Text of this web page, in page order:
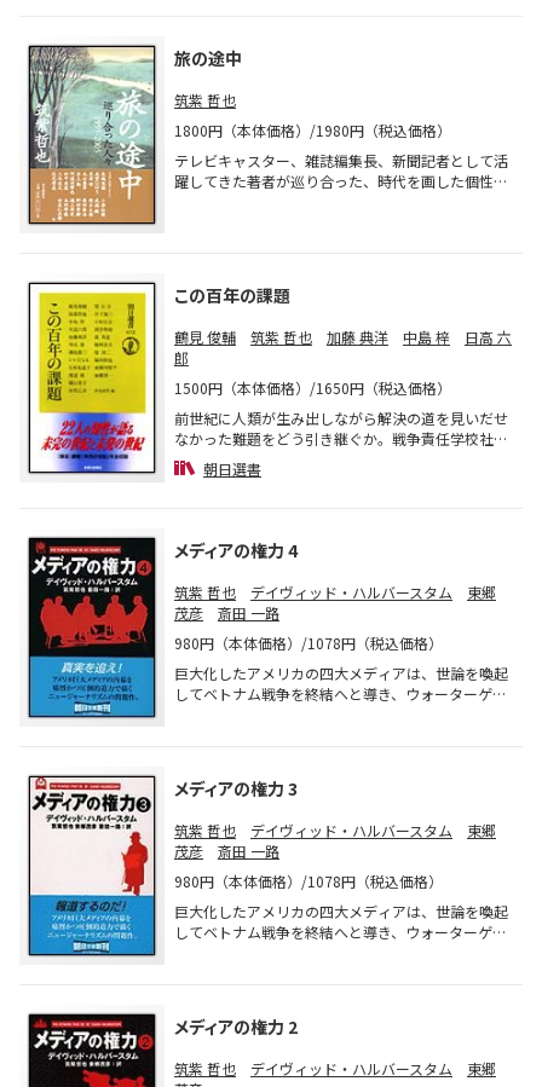
きいと思う」と応じ、“指導論”“組織論”“人間関
係”を語りつくす。現代社会での人材活用の指南書
旅の途中
筑紫 哲也
1800円（本体価格）/1980円（税込価格）
テレビキャスター、雑誌編集長、新聞記者として活
躍してきた著者が巡り合った、時代を画した個性的
をつづる。
この百年の課題
鶴見 俊輔 筑紫 哲也 加藤 典洋 中島 梓
日高 六
郎
1500円（本体価格）/1650円（税込価格）
前世紀に人類が生み出しながら解決の道を見いだせ
なかった難題をどう引き継ぐか。戦争責任学校社会
サブカルチャーなど硬軟の多彩なテーマを第一線で
活躍する22人の知性が縦横に語る。『論座』連載
朝日選書
メディアの権力 4
筑紫 哲也 デイヴィッド・ハルバースタム
東郷
茂彦
斎田 一路
980円（本体価格）/1078円（税込価格）
巨大化したアメリカの四大メディアは、世論を喚起
してベトナム戦争を終結へと導き、ウォーターゲー
メディアの権力 3
筑紫 哲也 デイヴィッド・ハルバースタム
東郷
茂彦
斎田 一路
980円（本体価格）/1078円（税込価格）
巨大化したアメリカの四大メディアは、世論を喚起
してベトナム戦争を終結へと導き、ウォーターゲー
メディアの権力 2
筑紫 哲也 デイヴィッド・ハルバースタム
東郷